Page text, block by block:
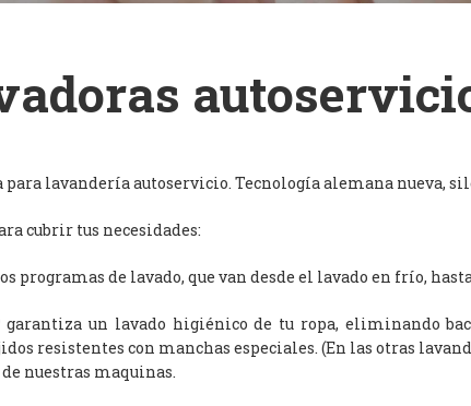
lavandería autoservicio. Tecnología alemana nueva,
cubrir tus necesidades:
programas de lavado, que van desde el lavado en frío,
garantiza un lavado higiénico de tu ropa, eliminando
resistentes con manchas especiales. (En las otras
nuestras maquinas.